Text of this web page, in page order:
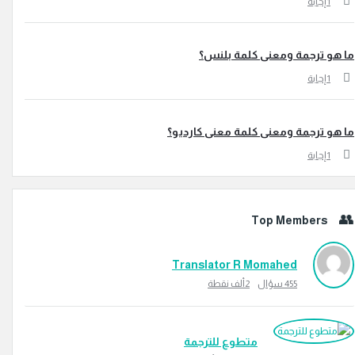
ترجمة ومعنى كلمة بلنس؟
ترجمة ومعنى كلمة معنى كارديو؟
Top Members
Translator R Momahed
455 سؤال 2ألف نقطة
متطوع للترجمة